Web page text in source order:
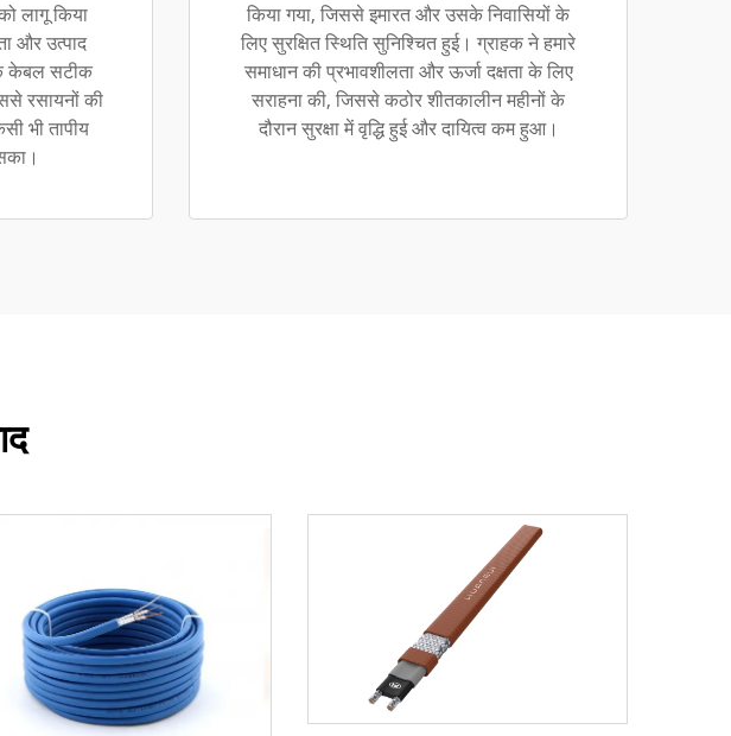
लागू किया
और उत्पाद
केबल सटीक
रसायनों की
भी तापीय
किया गया, जिससे इमारत और उसके निवासियों के
लिए सुरक्षित स्थिति सुनिश्चित हुई। ग्राहक ने हमारे
समाधान की प्रभावशीलता और ऊर्जा दक्षता के लिए
सराहना की, जिससे कठोर शीतकालीन महीनों के
दौरान सुरक्षा में वृद्धि हुई और दायित्व कम हुआ।